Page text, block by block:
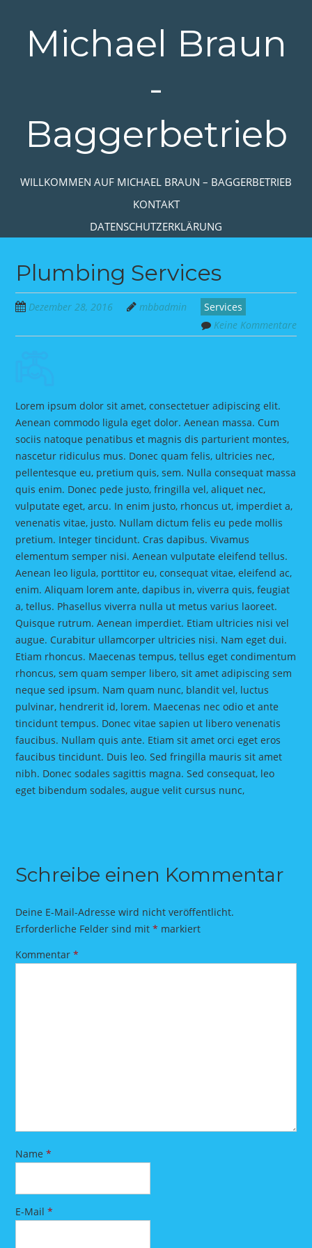
springenMichael Braun
-
Baggerbetrieb
MENÜ
Zum Inhalt springen
WILLKOMMEN AUF MICHAEL BRAUN – BAGGERBETRIEB
KONTAKT
DATENSCHUTZERKLÄRUNG
Plumbing Services
Dezember 28, 2016 mbbadmin
Services
Keine Kommentare
Lorem ipsum dolor sit amet, consectetuer adipiscing elit.
Aenean commodo ligula eget dolor. Aenean massa. Cum
sociis natoque penatibus et magnis dis parturient montes,
nascetur ridiculus mus. Donec quam felis, ultricies nec,
pellentesque eu, pretium quis, sem. Nulla consequat massa
quis enim. Donec pede justo, fringilla vel, aliquet nec,
vulputate eget, arcu. In enim justo, rhoncus ut, imperdiet a,
venenatis vitae, justo. Nullam dictum felis eu pede mollis
pretium. Integer tincidunt. Cras dapibus. Vivamus
elementum semper nisi. Aenean vulputate eleifend tellus.
Aenean leo ligula, porttitor eu, consequat vitae, eleifend ac,
enim. Aliquam lorem ante, dapibus in, viverra quis, feugiat
a, tellus. Phasellus viverra nulla ut metus varius laoreet.
Quisque rutrum. Aenean imperdiet. Etiam ultricies nisi vel
augue. Curabitur ullamcorper ultricies nisi. Nam eget dui.
Etiam rhoncus. Maecenas tempus, tellus eget condimentum
rhoncus, sem quam semper libero, sit amet adipiscing sem
neque sed ipsum. Nam quam nunc, blandit vel, luctus
pulvinar, hendrerit id, lorem. Maecenas nec odio et ante
tincidunt tempus. Donec vitae sapien ut libero venenatis
faucibus. Nullam quis ante. Etiam sit amet orci eget eros
faucibus tincidunt. Duis leo. Sed fringilla mauris sit amet
nibh. Donec sodales sagittis magna. Sed consequat, leo
eget bibendum sodales, augue velit cursus nunc,
Schreibe einen Kommentar
Deine E-Mail-Adresse wird nicht veröffentlicht.
Erforderliche Felder sind mit* markiert
Kommentar*
Name*
E-Mail*